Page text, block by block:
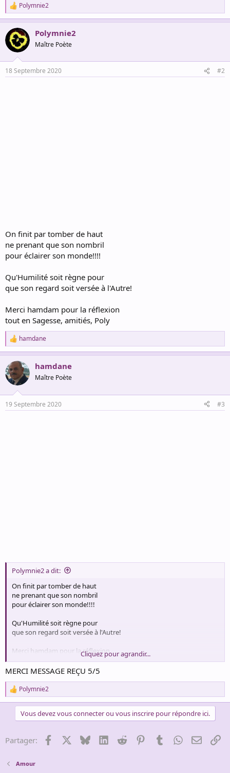
R
e
a
c
t
i
s
Polymnie2
Polymnie2
Maître Poète
18 Septembre 2020 #2
On finit par tomber de haut
ne prenant que son nombril
pour éclairer son monde!!!!
Qu'Humilité soit règne pour
que son regard soit versée à l'Autre!
Merci hamdam pour la réflexion
tout en Sagesse, amitiés, Poly
R
e
a
c
t
i
s
hamdane
hamdane
Maître Poète
19 Septembre 2020 #3
Polymnie2 a dit:
On finit par tomber de haut
ne prenant que son nombril
pour éclairer son monde!!!!
Qu'Humilité soit règne pour
que son regard soit versée à l'Autre!
Merci hamdam pour la réflexion
tout en Sagesse, amitiés, Poly
Cliquez pour agrandir...
MERCI MESSAGE REÇU 5/5
R
e
o
:
Polymnie2
Vous devez vous connecter ou vous inscrire pour répondre ici.
Partager: Facebook BlueskyLinkedInReddit PinterestTumblrWhatsApp
Email
Amour